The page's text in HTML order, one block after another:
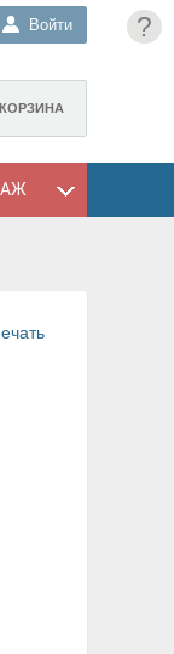
?
Войти
КОРЗИНА